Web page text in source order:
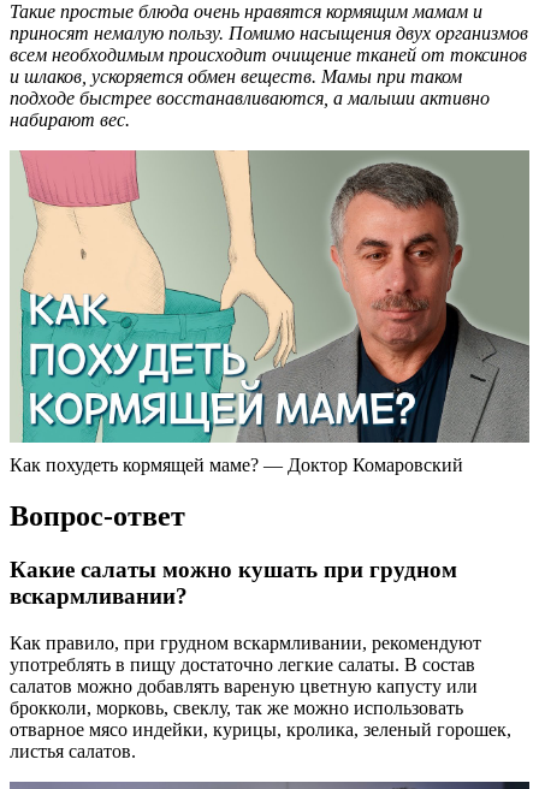
Такие простые блюда очень нравятся кормящим мамам и
приносят немалую пользу. Помимо насыщения двух организмов
всем необходимым происходит очищение тканей от токсинов
и шлаков, ускоряется обмен веществ. Мамы при таком
подходе быстрее восстанавливаются, а малыши активно
набирают вес.
Как похудеть кормящей маме? — Доктор Комаровский
Вопрос-ответ
Какие салаты можно кушать при грудном
вскармливании?
Как правило, при грудном вскармливании, рекомендуют
употреблять в пищу достаточно легкие салаты. В состав
салатов можно добавлять вареную цветную капусту или
брокколи, морковь, свеклу, так же можно использовать
отварное мясо индейки, курицы, кролика, зеленый горошек,
листья салатов.